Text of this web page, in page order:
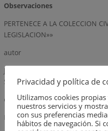
Observaciones
PERTENECE A LA COLECCION
LEGISLACION»»
autor
JOSE E. SERRANO MARTINEZ,
SEQUEIRA DE FUENTES
editorial
EDITORIAL CIVITAS, S.A.
Privacidad y política de
Utilizamos cookies
nuestros servicios y
con sus preferencias
hábitos de navegación. Si